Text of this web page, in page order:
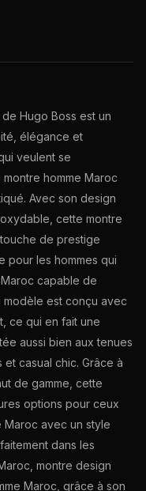
Hugo Boss est un
élégance et
veulent se
homme Maroc
Avec son design
cette montre
de prestige
pour les hommes qui
capable de
est conçu avec
ce qui en fait une
aussi bien aux tenues
casual chic. Grâce à
de gamme, cette
options pour ceux
Maroc avec un style
dans les
montre design
Maroc, grâce à son